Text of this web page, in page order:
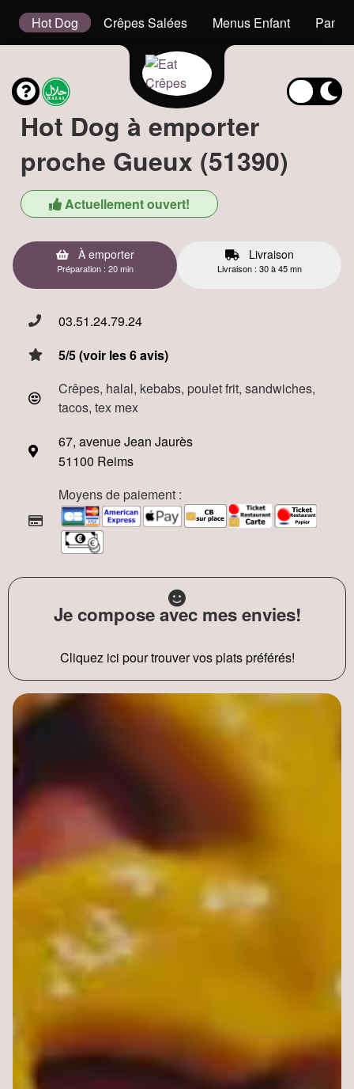
Hot Dog Crêpes Salées Menus Enfant
Hot Dog à emporter
proche Gueux (51390)
Actuellement ouvert!
À emporter
Préparation : 20 min
Livraison
Livraison : 30 à 45 mn
03.51.24.79.24
5/5 (voir les 6 avis)
Crêpes, halal, kebabs, poulet frit, sandwiches,
tacos, tex mex
67, avenue Jean Jaurès
51100 Reims
Moyens de paiement :
Je compose avec mes envies!
Cliquez ici pour trouver vos plats préférés!